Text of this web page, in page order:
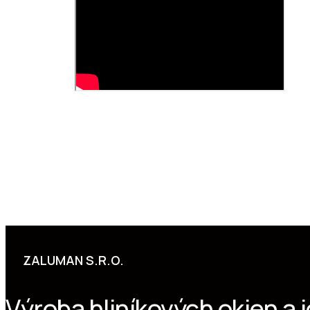
ZALUMAN S.R.O.